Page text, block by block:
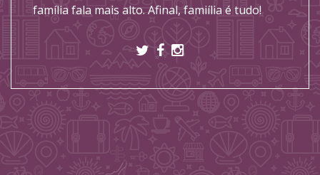
família fala mais alto. Afinal, famiília é tudo!